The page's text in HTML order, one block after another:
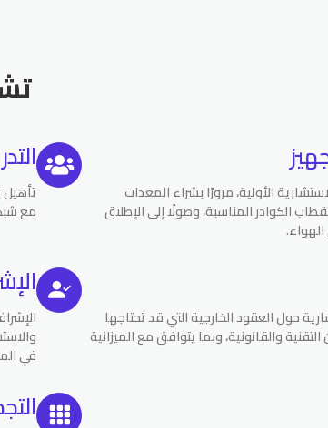
الأولية، مرورًا بشراء المعدات
الكوادر المناسبة، وصولًا إلى الإطلاق
مع
حول العقود الخارجية التي قد تحتاجها
التقنية والقانونية، وبما يتوافق مع الميزانية
في